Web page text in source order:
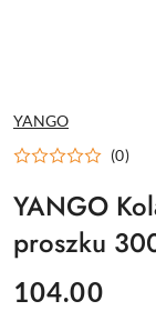
NAZWA
PRODUCENTA:
YANGO
(0)
YANGO
proszku
cena:
104.00